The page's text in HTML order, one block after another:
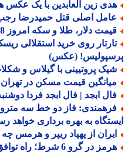
زین العابدین با یک عکس
اصلی قتل حمیدرضا رجب
دلار، طلا و سکه امروز 18 مرداد 1405
روی خرید استقلالی ریسک
(عکس)
پروتیینی با گیلاس و شکلات
قیمت مسکن در تهران
ابجد | فال ابجد فردا دوشنبه 19 مرداد ماه 1405
فاز دو خط سه مترو
به بهره برداری خواهد رسید
از پهپاد ریپر و هرمس چه
هرمز در گرو 6 شرط؛ راه